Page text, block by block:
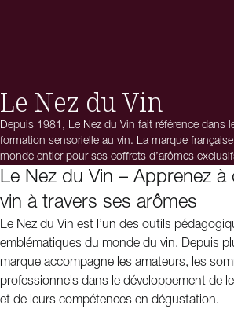
Le Nez du Vin
Depuis 1981, Le Nez du Vin fait référence dans
formation sensorielle au vin. La marque
monde entier pour ses coffrets d’arômes
développer et affiner la capacité à identifier les
En associant science, pédagogie et passion du
propose une expérience d’apprentissage
devient une clé pour mieux comprendre l’origine
son potentiel de garde. Le résultat est un outil
utilisé aussi bien par les futurs sommeliers que
grands experts du monde du vin.
Le Nez du Vin – Apprenez à
vin à travers ses arômes
Le Nez du Vin est l’un des outils
emblématiques du monde du vin. Depuis
marque accompagne les amateurs, les
professionnels dans le développement de
et de leurs compétences en dégustation.